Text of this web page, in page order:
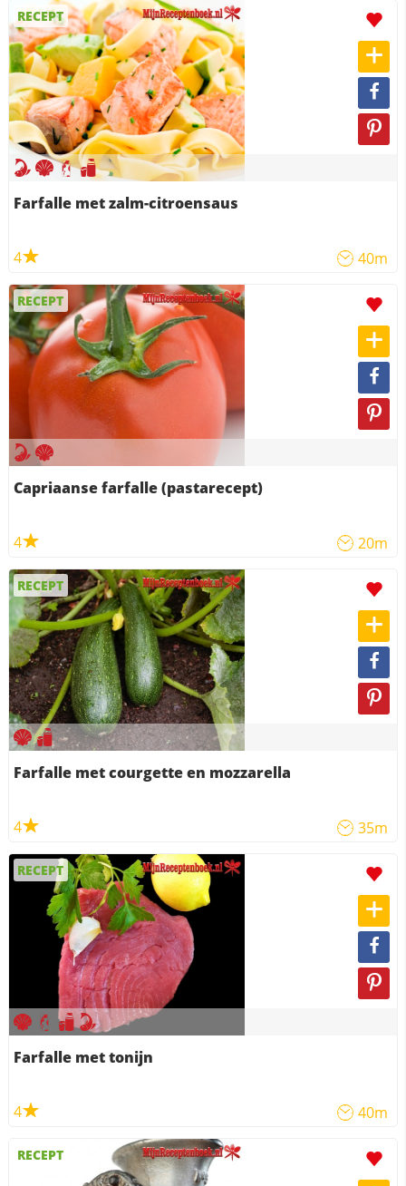
RECEPT
Farfalle met zalm-citroensaus
4 40m
RECEPT
Capriaanse farfalle (pastarecept)
4 20m
RECEPT
Farfalle met courgette en mozzarella
4 35m
RECEPT
Farfalle met tonijn
4 40m
RECEPT